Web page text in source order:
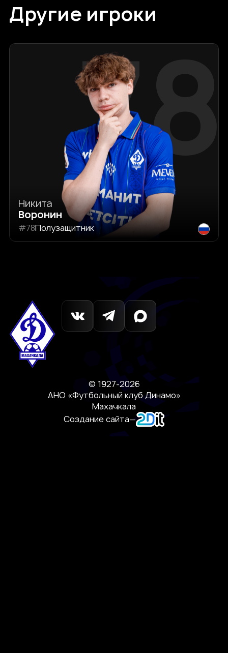
Другие игроки
78
Никита
Воронин
#78Полузащитник
© 1927-2026
АНО «Футбольный клуб Динамо»
Махачкала
Создание сайта—